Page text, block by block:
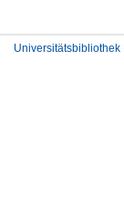
Universitätsbibliothek